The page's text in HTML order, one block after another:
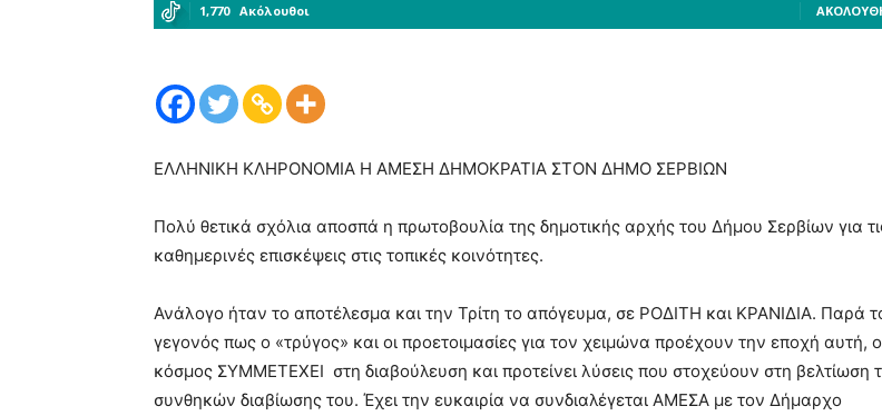
1,770 Ακόλουθοι
ΕΛΛΗΝΙΚΗ ΚΛΗΡΟΝΟΜΙΑ Η ΑΜΕΣΗ ΔΗΜΟΚΡΑΤΙΑ ΣΤΟΝ ΔΗΜΟ ΣΕΡΒΙΩΝ
Πολύ θετικά σχόλια αποσπά η πρωτοβουλία της δημοτικής αρχής του Δήμου Σερβίων για
καθημερινές επισκέψεις στις τοπικές κοινότητες.
Ανάλογο ήταν το αποτέλεσμα και την Τρίτη το απόγευμα, σε ΡΟΔΙΤΗ και ΚΡΑΝΙΔΙΑ. Παρά
γεγονός πως ο «τρύγος» και οι προετοιμασίες για τον χειμώνα προέχουν την εποχή αυτή, ο
κόσμος ΣΥΜΜΕΤΕΧΕΙ στη διαβούλευση και προτείνει λύσεις που στοχεύουν στη βελτίωση
συνθηκών διαβίωσης του. Έχει την ευκαιρία να συνδιαλέγεται ΑΜΕΣΑ με τον Δήμαρχο